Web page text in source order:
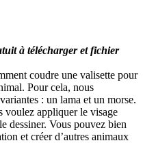
à télécharger et fichier
coudre une valisette pour
Pour cela, nous
: un lama et un morse.
voulez appliquer le visage
dessiner. Vous pouvez bien
et créer d’autres animaux